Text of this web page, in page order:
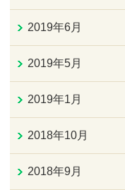
2019年6月
2019年5月
2019年1月
2018年10月
2018年9月